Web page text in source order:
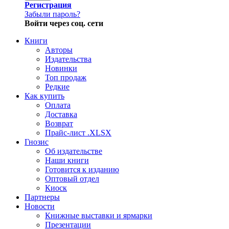
Регистрация
Забыли пароль?
Войти через соц. сети
Книги
Авторы
Издательства
Новинки
Топ продаж
Редкие
Как купить
Оплата
Доставка
Возврат
Прайс-лист .XLSX
Гнозис
Об издательстве
Наши книги
Готовится к изданию
Оптовый отдел
Киоск
Партнеры
Новости
Книжные выставки и ярмарки
Презентации